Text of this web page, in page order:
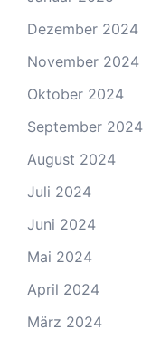
Dezember 2024
November 2024
Oktober 2024
September 2024
August 2024
Juli 2024
Juni 2024
Mai 2024
April 2024
März 2024